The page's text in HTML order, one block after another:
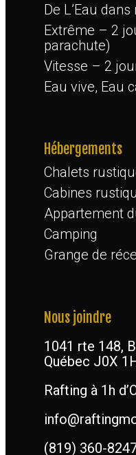
De L’Eau
Extrême – 2
parachute)
Vitesse – 2
Eau vive, Eau
Hébergements
Chalets
Cabines
Appartement
Camping
Grange de
Nous joindre
1041 rte 148,
Québec J0X
Rafting à 1h
(819) 360-